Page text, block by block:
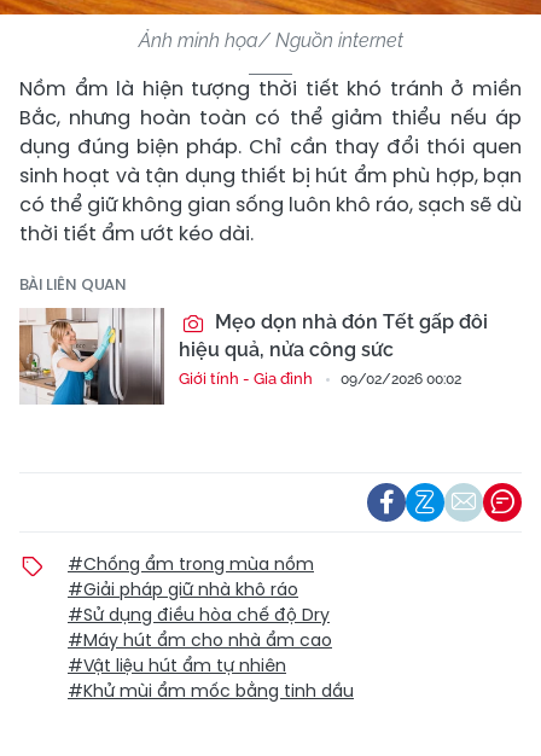
Ảnh minh họa/ Nguồn internet
Nồm ẩm là hiện tượng thời tiết khó tránh ở miền
Bắc, nhưng hoàn toàn có thể giảm thiểu nếu áp
dụng đúng biện pháp. Chỉ cần thay đổi thói quen
sinh hoạt và tận dụng thiết bị hút ẩm phù hợp, bạn
có thể giữ không gian sống luôn khô ráo, sạch sẽ dù
thời tiết ẩm ướt kéo dài.
BÀI LIÊN QUAN
Mẹo dọn nhà đón Tết gấp đôi
hiệu quả, nửa công sức
Giới tính - Gia đình 09/02/2026 00:02
#Chống ẩm trong mùa nồm
#Giải pháp giữ nhà khô ráo
#Sử dụng điều hòa chế độ Dry
#Máy hút ẩm cho nhà ẩm cao
#Vật liệu hút ẩm tự nhiên
#Khử mùi ẩm mốc bằng tinh dầu